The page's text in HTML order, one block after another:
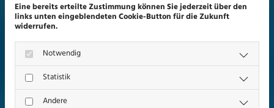
Eine bereits erteilte Zustimmung können Sie jederzeit über den
links unten eingeblendeten Cookie-Button für die Zukunft
widerrufen.
Notwendig
Statistik
Andere